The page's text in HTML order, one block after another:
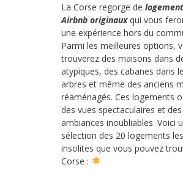
La Corse regorge de
Airbnb originauxqui vous
une expérience hors du
Parmi les meilleures options,
trouverez des maisons dans
atypiques, des cabanes dans
arbres et même des anciens
réaménagés. Ces logements
des vues spectaculaires et des
ambiances inoubliables. Voici
sélection des 20 logements
insolites que vous pouvez
Corse :